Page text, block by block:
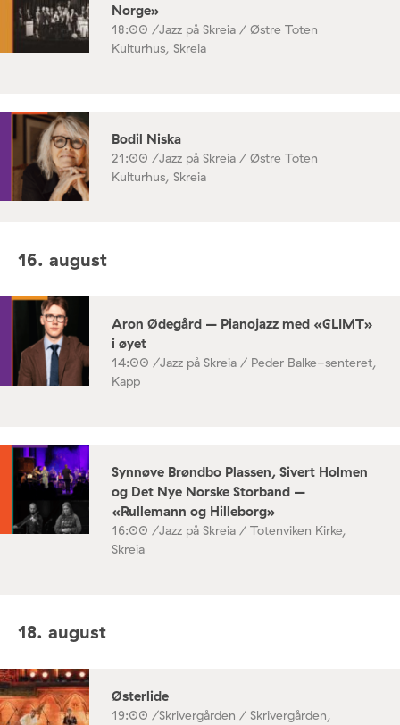
Norge»
18:00 /Jazz på Skreia / Østre Toten
Kulturhus, Skreia
Bodil Niska
21:00 /Jazz på Skreia / Østre Toten
Kulturhus, Skreia
16. august
Aron Ødegård – Pianojazz med «GLIMT»
i øyet
14:00 /Jazz på Skreia / Peder Balke-senteret,
Kapp
Synnøve Brøndbo Plassen, Sivert Holmen
og Det Nye Norske Storband –
«Rullemann og Hilleborg»
16:00 /Jazz på Skreia / Totenviken Kirke,
Skreia
18. august
Østerlide
19:00 /Skrivergården / Skrivergården,